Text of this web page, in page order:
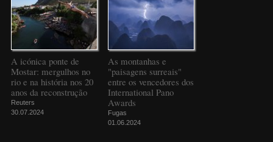
A icónica ponte de
Mostar: mergulhos no
rio e na história nos 20
anos da reconstrução
Reuters
30.07.2024
As montanhas e
"paisagens surreais"
entre os vencedores dos
International Pano
Awards
Fugas
01.06.2024